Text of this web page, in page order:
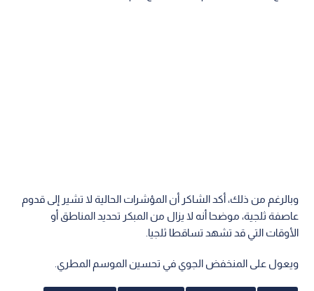
وبالرغم من ذلك، أكد الشاكر أن المؤشرات الحالية لا تشير إلى قدوم
عاصفة ثلجية، موضحا أنه لا يزال من المبكر تحديد المناطق أو
الأوقات التي قد تشهد تساقطا ثلجيا.
ويعول على المنخفض الجوي في تحسين الموسم المطري.